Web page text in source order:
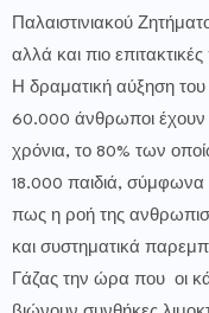
Παλαιστινιακού
αλλά και πιο
Η δραματική αύξηση
60.000 άνθρωποι έχουν
χρόνια, το 80% των
18.000 παιδιά, σύμφωνα
πως η ροή της
και συστηματικά
Γάζας την ώρα που οι